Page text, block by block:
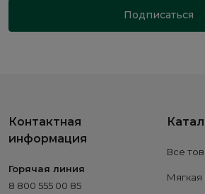
Подписаться
Контактная
информация
Горячая линия
8 800 555 00 85
Все